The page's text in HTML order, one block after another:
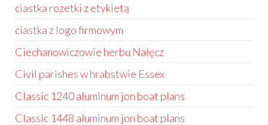
ciastka rozetki z etykietą
ciastka z logo firmowym
Ciechanowiczowie herbu Nałęcz
Civil parishes w hrabstwie Essex
Classic 1240 aluminum jon boat plans
Classic 1448 aluminum jon boat plans